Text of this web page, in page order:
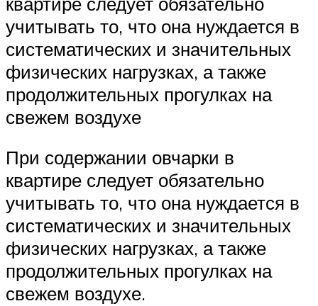
учитывать то, что она нуждается в
систематических и значительных
физических нагрузках, а также
продолжительных прогулках на
свежем воздухе
При содержании овчарки в
квартире следует обязательно
учитывать то, что она нуждается в
систематических и значительных
физических нагрузках, а также
продолжительных прогулках на
свежем воздухе.